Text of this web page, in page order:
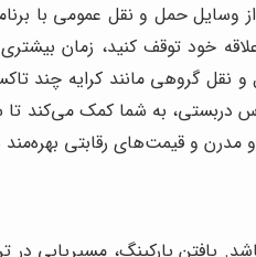
وسایل حمل و نقل عمومی با
خود توقف کنید، زمان
نقل گروهی مانند کرایه چند
دربستی، به شما کمک می‌کند
یافتن پارکینگ، مسیریابی در